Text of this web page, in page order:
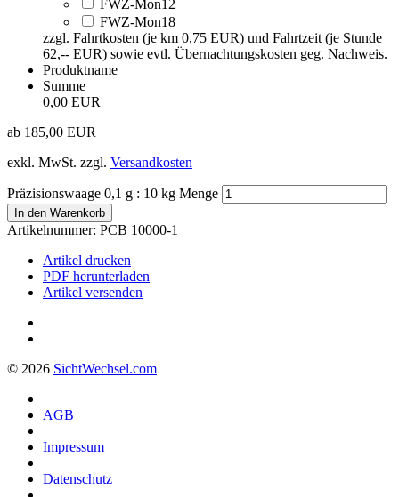
FWZ-Mon12
FWZ-Mon18
zzgl. Fahrtkosten (je km 0,75 EUR) und Fahrtzeit (je Stunde
62,-- EUR) sowie evtl. Übernachtungskosten geg. Nachweis.
Produktname
Summe
0,00 EUR
ab 185,00 EUR
exkl. MwSt. zzgl. Versandkosten
Präzisionswaage 0,1 g : 10 kg Menge
In den Warenkorb
Artikelnummer: PCB 10000-1
Artikel drucken
PDF herunterladen
Artikel versenden
© 2026 SichtWechsel.com
AGB
Impressum
Datenschutz